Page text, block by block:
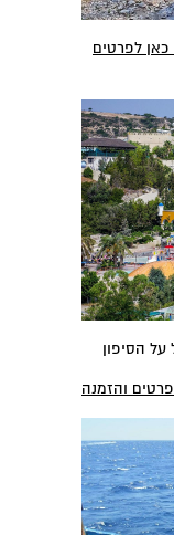
כאן לפרטים
על הסיפון
והזמנה